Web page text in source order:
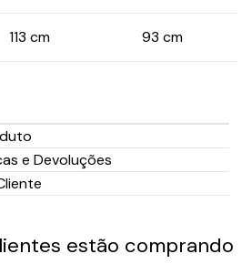
113 cm
93 cm
e Devoluções
estão comprando